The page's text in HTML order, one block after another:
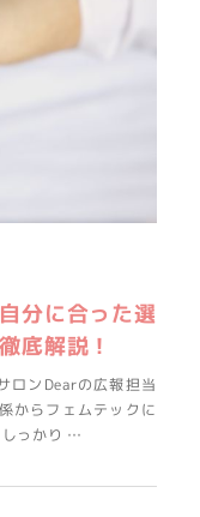
分に合った選
底解説！
ロンDearの広報担当
からフェムテックに
しっかり …